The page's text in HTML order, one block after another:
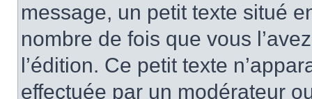
message, un petit texte situé
nombre de fois que vous
l’édition. Ce petit texte
effectuée par un modérateur